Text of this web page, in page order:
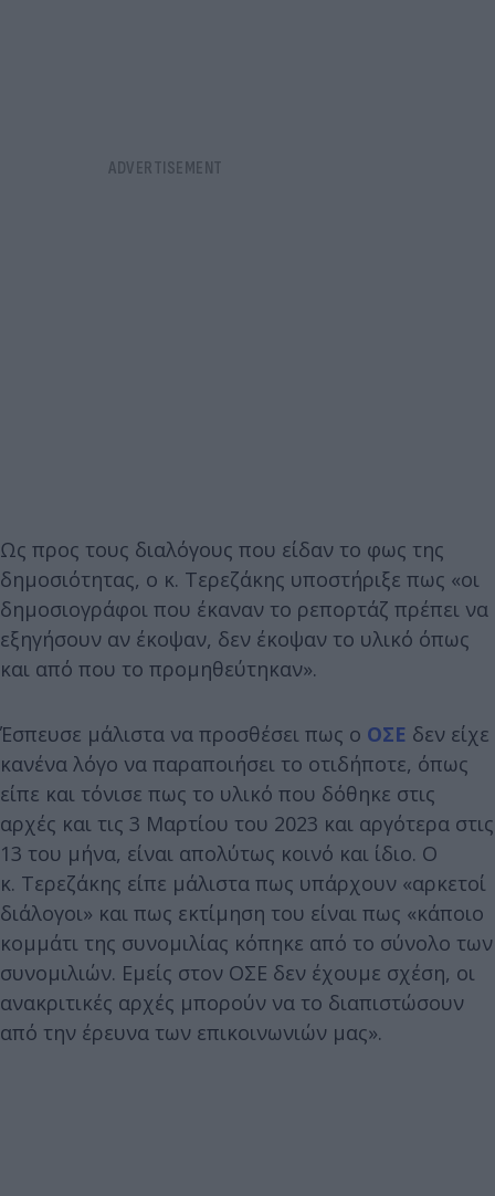
Ως προς τους διαλόγους που είδαν το φως της
δημοσιότητας, ο κ. Τερεζάκης υποστήριξε πως «οι
δημοσιογράφοι που έκαναν το ρεπορτάζ πρέπει να
εξηγήσουν αν έκοψαν, δεν έκοψαν το υλικό όπως
και από που το προμηθεύτηκαν».
Έσπευσε μάλιστα να προσθέσει πως ο ΟΣΕ δεν είχε
κανένα λόγο να παραποιήσει το οτιδήποτε, όπως
είπε και τόνισε πως το υλικό που δόθηκε στις
αρχές και τις 3 Μαρτίου του 2023 και αργότερα στις
13 του μήνα, είναι απολύτως κοινό και ίδιο. Ο
κ. Τερεζάκης είπε μάλιστα πως υπάρχουν «αρκετοί
διάλογοι» και πως εκτίμηση του είναι πως «κάποιο
κομμάτι της συνομιλίας κόπηκε από το σύνολο των
συνομιλιών. Εμείς στον ΟΣΕ δεν έχουμε σχέση, οι
ανακριτικές αρχές μπορούν να το διαπιστώσουν
από την έρευνα των επικοινωνιών μας».